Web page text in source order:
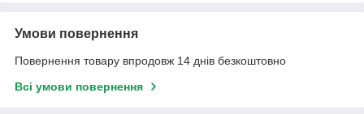
Умови повернення
Повернення товару впродовж 14 днів безкоштовно
Всі умови повернення